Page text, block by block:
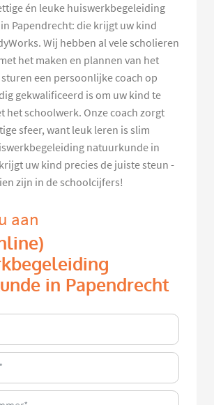
én leuke huiswerkbegeleiding
Papendrecht: die krijgt uw kind
Wij hebben al vele scholieren
het maken en plannen van het
een persoonlijke coach op
gekwalificeerd is om uw kind te
het schoolwerk. Onze coach zorgt
sfeer, want leuk leren is slim
natuurkunde in
uw kind precies de juiste steun -
zijn in de schoolcijfers!
aan
in Papendrecht